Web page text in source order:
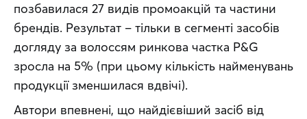
позбавилася 27 видів промоакцій та частини
брендів. Результат – тільки в сегменті засобів
догляду за волоссям ринкова частка P&G
зросла на 5% (при цьому кількість найменувань
продукції зменшилася вдвічі).
Автори впевнені, що найдієвіший засіб від